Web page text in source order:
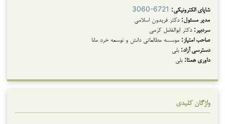
شاپای الکترونیکی: 3060-6721
مدیر مسئول: دکتر فریدون اسلامی
سردبیر: دکتر ابوالفضل کرمی
صاحب امتیاز: موسسه مطالعاتی دانش و توسعه خرد مانا
دسترسی آزاد: بلی
داوری همتا: بلی
واژگان کلیدی